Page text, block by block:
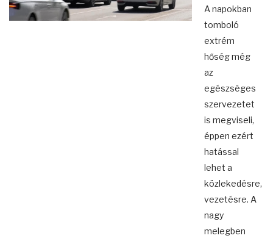
A napokban
tomboló
extrém
hőség még
az
egészséges
szervezetet
is megviseli,
éppen ezért
hatással
lehet a
közlekedésre,
vezetésre. A
nagy
melegben